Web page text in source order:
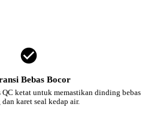
Bebas Bocor
ketat untuk memastikan dinding bebas
karet seal kedap air.